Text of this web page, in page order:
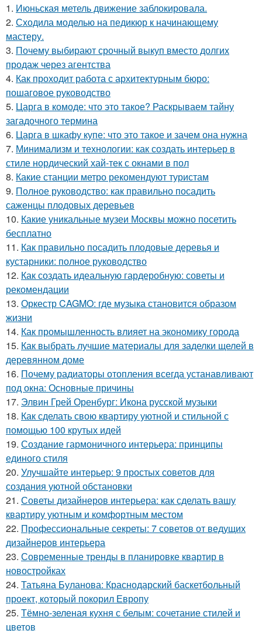
1. Июньская метель движение заблокировала.
2. Сходила моделью на педикюр к начинающему
мастеру.
3. Почему выбирают срочный выкуп вместо долгих
продаж через агентства
4. Как проходит работа с архитектурным бюро:
пошаговое руководство
5. Царга в комоде: что это такое? Раскрываем тайну
загадочного термина
6. Царга в шкафу купе: что это такое и зачем она нужна
7. Минимализм и технологии: как создать интерьер в
стиле нордический хай-тек с окнами в пол
8. Какие станции метро рекомендуют туристам
9. Полное руководство: как правильно посадить
саженцы плодовых деревьев
10. Какие уникальные музеи Москвы можно посетить
бесплатно
11. Как правильно посадить плодовые деревья и
кустарники: полное руководство
12. Как создать идеальную гардеробную: советы и
рекомендации
13. Оркестр CAGMO: где музыка становится образом
жизни
14. Как промышленность влияет на экономику города
15. Как выбрать лучшие материалы для заделки щелей в
деревянном доме
16. Почему радиаторы отопления всегда устанавливают
под окна: Основные причины
17. Элвин Грей Оренбург: Икона русской музыки
18. Как сделать свою квартиру уютной и стильной с
помощью 100 крутых идей
19. Создание гармоничного интерьера: принципы
единого стиля
20. Улучшайте интерьер: 9 простых советов для
создания уютной обстановки
21. Советы дизайнеров интерьера: как сделать вашу
квартиру уютным и комфортным местом
22. Профессиональные секреты: 7 советов от ведущих
дизайнеров интерьера
23. Современные тренды в планировке квартир в
новостройках
24. Татьяна Буланова: Краснодарский баскетбольный
проект, который покорил Европу
25. Тёмно-зеленая кухня с белым: сочетание стилей и
цветов